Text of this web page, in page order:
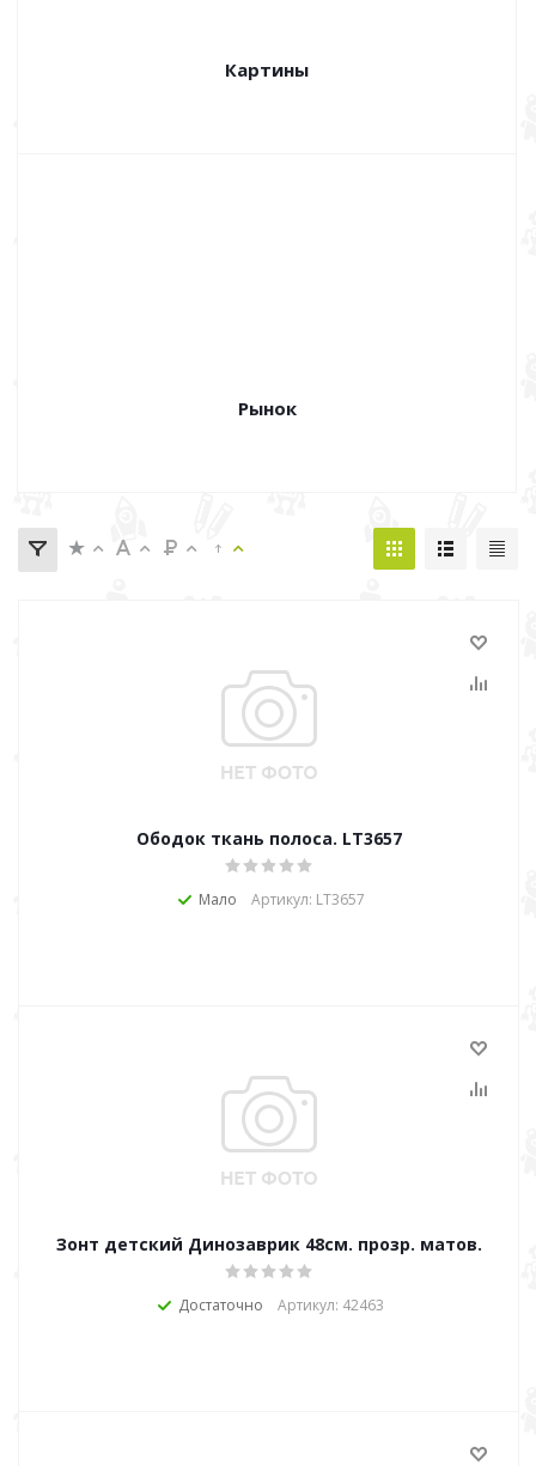
Картины
Рынок
Ободок ткань полоса. LT3657
Мало Артикул: LT3657
Зонт детский Динозаврик 48см. прозр. матов.
Достаточно Артикул: 42463